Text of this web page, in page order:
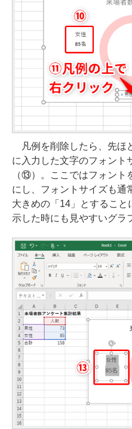
凡例を削除したら、先ほ
に入力した文字のフォント
（⑬）。ここではフォント
にし、フォントサイズも通
大きめの「14」とするこ
示した時にも見やすいグラ